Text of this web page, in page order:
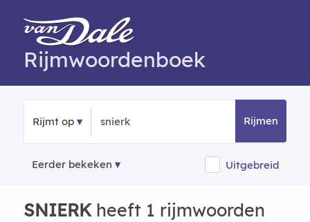
Rijmwoordenboek
Rijmt op Rijmen
Eerder bekeken Uitgebreid
SNIERKheeft 1 rijmwoorden